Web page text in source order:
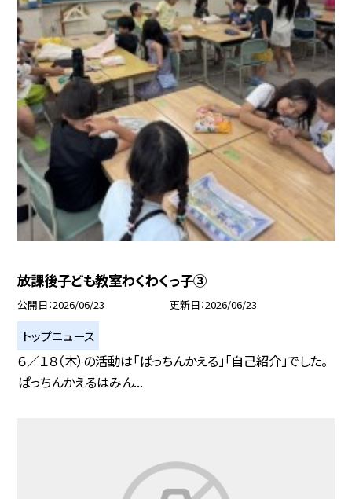
放課後子ども教室わくわくっ子③
公開日 2026/06/23 更新日 2026/06/23
トップニュース
６／１８（木）の活動は「ぱっちんかえる」「自己紹介」でした。
ぱっちんかえるはみん...